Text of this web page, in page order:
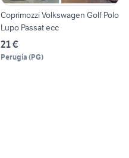
Coprimozzi Volkswagen Golf Polo
Lupo Passat ecc
21 €
Perugia (PG)